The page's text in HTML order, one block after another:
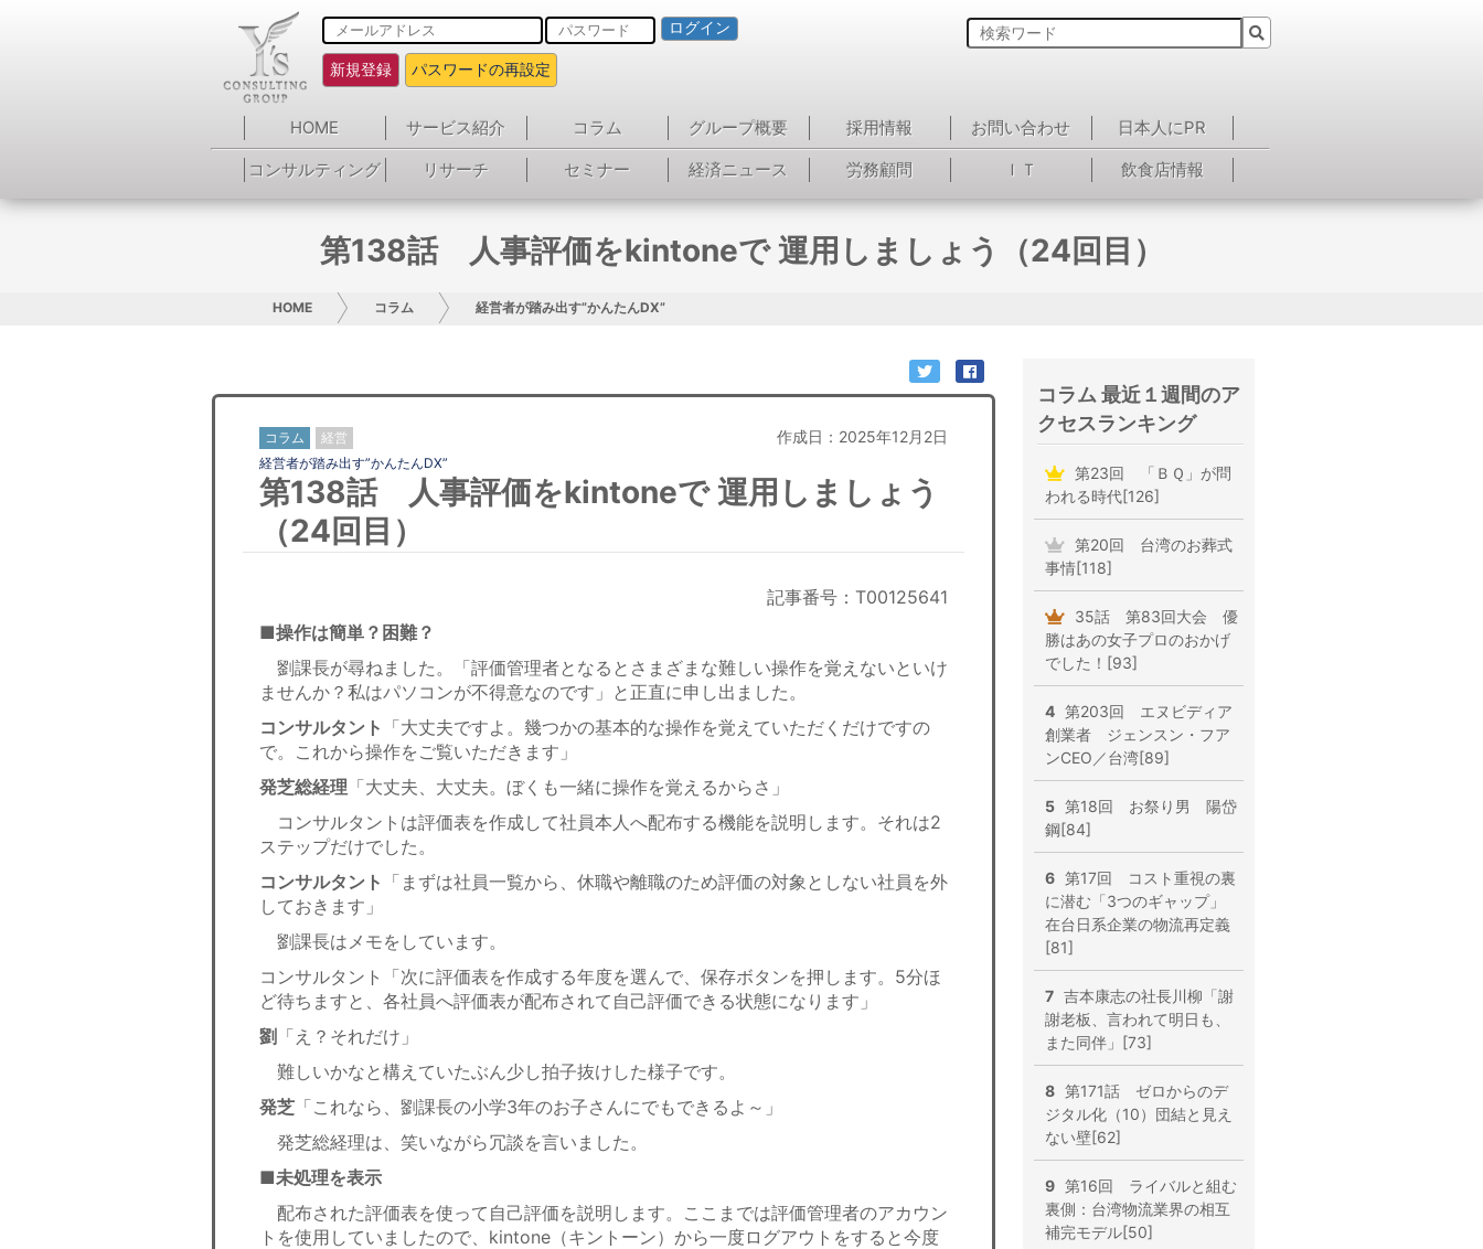
ログイン
新規登録 パスワードの再設定
HOME サービス紹介 コラム グループ概要 採用情報 お問い合わせ
日本人にPR
コンサルティング
リサーチ セミナー 経済ニュース 労務顧問 ＩＴ 飲食店情報
第138話 人事評価をkintoneで 運用しましょう（24回目）
HOME コラム 経営者が踏み出す”かんたんDX”
コラム 経営 作成日：2025年12月2日
経営者が踏み出す”かんたんDX”
第138話 人事評価をkintoneで 運用しましょう
（24回目）
記事番号：T00125641
■操作は簡単？困難？
劉課長が尋ねました。「評価管理者となるとさまざまな難しい操作を覚えないといけ
ませんか？私はパソコンが不得意なのです」と正直に申し出ました。
コンサルタント 「大丈夫ですよ。幾つかの基本的な操作を覚えていただくだけですの
で。これから操作をご覧いただきます」
発芝総経理 「大丈夫、大丈夫。ぼくも一緒に操作を覚えるからさ」
コンサルタントは評価表を作成して社員本人へ配布する機能を説明します。それは2
ステップだけでした。
コンサルタント 「まずは社員一覧から、休職や離職のため評価の対象としない社員を外
しておきます」
劉課長はメモをしています。
コンサルタント「次に評価表を作成する年度を選んで、保存ボタンを押します。5分ほ
ど待ちますと、各社員へ評価表が配布されて自己評価できる状態になります」
劉 「え？それだけ」
難しいかなと構えていたぶん少し拍子抜けした様子です。
発芝 「これなら、劉課長の小学3年のお子さんにでもできるよ～」
発芝総経理は、笑いながら冗談を言いました。
■未処理を表示
配布された評価表を使って自己評価を説明します。ここまでは評価管理者のアカウン
トを使用していましたので、kintone（キントーン）から一度ログアウトをすると今度
コラム 最近１週間のア
クセスランキング
第23回 「ＢＱ」が問
われる時代[126]
第20回 台湾のお葬式
事情[118]
35話 第83回大会 優
勝はあの女子プロのおかげ
でした！[93]
4 第203回 エヌビディア
創業者 ジェンスン・フア
ンCEO／台湾[89]
5 第18回 お祭り男 陽岱
鋼[84]
6 第17回 コスト重視の裏
に潜む「3つのギャップ」
在台日系企業の物流再定義
[81]
7 吉本康志の社長川柳「謝
謝老板、言われて明日も、
また同伴」[73]
8 第171話 ゼロからのデ
ジタル化（10）団結と見え
ない壁[62]
9 第16回 ライバルと組む
裏側：台湾物流業界の相互
補完モデル[50]